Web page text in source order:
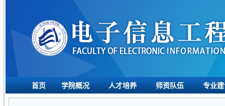
首页 学院概况 人才培养 师资队伍 专业